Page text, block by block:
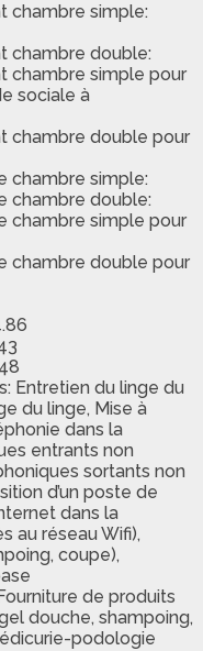
chambre simple:
chambre double:
chambre simple pour
sociale à
chambre double pour
chambre simple:
chambre double:
chambre simple pour
chambre double pour
Entretien du linge du
du linge, Mise à
dans la
entrants non
sortants non
d’un poste de
dans la
au réseau Wifi),
coupe),
de produits
douche, shampoing,
podologie